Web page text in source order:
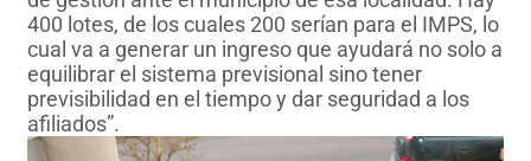
400 lotes, de los cuales 200 serían para el IMPS, lo
cual va a generar un ingreso que ayudará no solo a
equilibrar el sistema previsional sino tener
previsibilidad en el tiempo y dar seguridad a los
afiliados”.